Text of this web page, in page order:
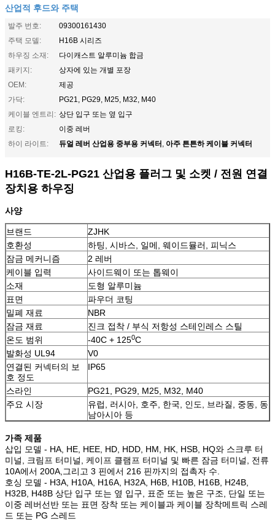
산업적 후드와 주택
발주 번호:
09300161430
주택 모델:
H16B 시리즈
하우징 소재:
다이캐스트 알루미늄 합금
패키지:
상자에 있는 개별 포장
OEM:
제공
가닥:
PG21, PG29, M25, M32, M40
케이블 엔트리: 상단 입구 또는 옆 입구
로킹:
이중 레버
하이 라이트:
듀얼 레버 산업용 중부용 커넥터, 아주 튼튼하 케이블 커넥터
H16B-TE-2L-PG21 산업용 플러그 및 소켓 / 전원 연결
장치용 하우징
사양
브랜드
ZJHK
호환성
하팅, 시바스, 일메, 웨이드뮬러, 피닉스
잠금 메커니즘
2 레버
케이블 입력
사이드웨이 또는 톱웨이
소재
도형 알루미늄
표면
파우더 코팅
밀폐 재료
NBR
잠금 재료
진크 접착 / 부식 저항성 스테인레스 스틸
온도 범위
-40C + 1250C
발화성 UL94
V0
연결된 커넥터의 보
호 정도
IP65
스라인
PG21, PG29, M25, M32, M40
주요 시장
유럽, 러시아, 호주, 한국, 인도, 브라질, 중동, 동
남아시아 등
가족 제품
삽입 모델 - HA, HE, HEE, HD, HDD, HM, HK, HSB, HQ와 스크루 터
미널, 크림프 터미널, 케이프 클램프 터미널 및 빠른 잠금 터미널, 전류
10A에서 200A,그리고 3 핀에서 216 핀까지의 접촉자 수.
호싱 모델 - H3A, H10A, H16A, H32A, H6B, H10B, H16B, H24B,
H32B, H48B 상단 입구 또는 옆 입구, 표준 또는 높은 구조, 단일 또는
이중 레버선반 또는 표면 장착 또는 케이블과 케이블 장착메트릭 스레
드 또는 PG 스레드